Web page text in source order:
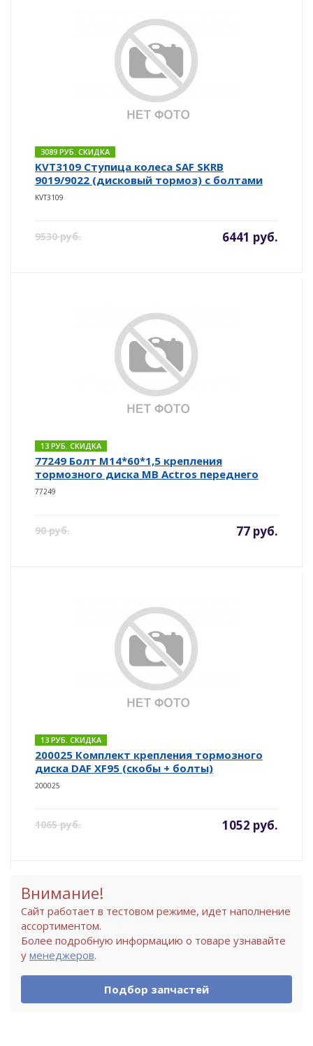
3089 РУБ. СКИДКА
KVT3109 Ступица колеса SAF SKRB
9019/9022 (дисковый тормоз) с болтами
KVT3109
9530 руб. 6441 руб.
13 РУБ. СКИДКА
77249 Болт М14*60*1,5 крепления
тормозного диска MB Actros переднего
77249
90 руб. 77 руб.
13 РУБ. СКИДКА
200025 Комплект крепления тормозного
диска DAF XF95 (скобы + болты)
200025
1065 руб. 1052 руб.
Внимание!
Сайт работает в тестовом режиме, идет наполнение
ассортиментом.
Более подробную информацию о товаре узнавайте
у менеджеров.
Подбор запчастей